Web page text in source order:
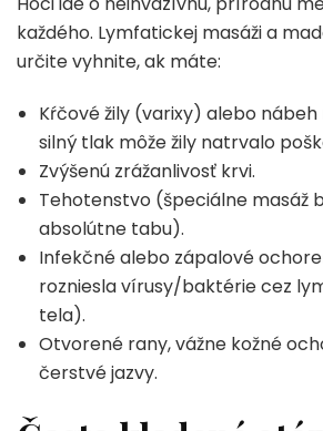
každého. Lymfatickej masáži a
určite vyhnite, ak máte:
Kŕčové žily (varixy) alebo
silný tlak môže žily natrvalo
Zvýšenú zrážanlivosť krvi.
Tehotenstvo (špeciálne masáž
absolútne tabu).
Infekčné alebo zápalové
rozniesla vírusy/baktérie cez
tela).
Otvorené rany, vážne kožné
čerstvé jazvy.